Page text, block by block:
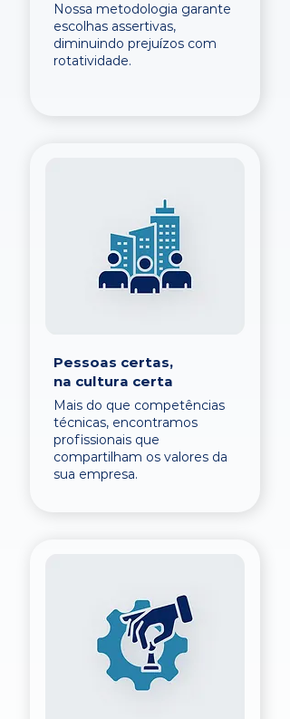
Nossa metodologia garante
escolhas assertivas,
diminuindo prejuízos com
rotatividade.
Pessoas certas,
na cultura certa
Mais do que competências
técnicas, encontramos
profissionais que
compartilham os valores da
sua empresa.